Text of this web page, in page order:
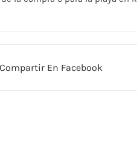
Compartir En Facebook